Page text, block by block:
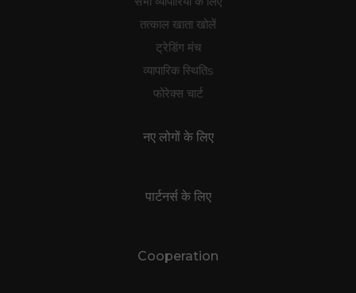
तत्काल खाता खोलें
ट्रेडिंग मंच
व्यापारिक स्थितिs
फोरेक्स चार्ट
नए लोगों के लिए
पार्टनर्स के लिए
Cooperation